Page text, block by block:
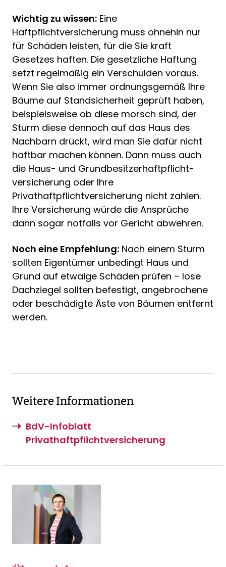
Wichtig zu wissen: Eine
Haftpflichtversicherung muss ohnehin nur
für Schäden leisten, für die Sie kraft
Gesetzes haften. Die gesetzliche Haftung
setzt regelmäßig ein Verschulden voraus.
Wenn Sie also immer ordnungsgemäß Ihre
Bäume auf Standsicherheit geprüft haben,
beispielsweise ob diese morsch sind, der
Sturm diese dennoch auf das Haus des
Nachbarn drückt, wird man Sie dafür nicht
haftbar machen können. Dann muss auch
die Haus- und Grundbesitzerhaftpflicht-
versicherung oder Ihre
Privathaftpflichtversicherung nicht zahlen.
Ihre Versicherung würde die Ansprüche
dann sogar notfalls vor Gericht abwehren.
Noch eine Empfehlung: Nach einem Sturm
sollten Eigentümer unbedingt Haus und
Grund auf etwaige Schäden prüfen – lose
Dachziegel sollten befestigt, angebrochene
oder beschädigte Äste von Bäumen entfernt
werden.
Weitere Informationen
BdV-Infoblatt
Privathaftpflichtversicherung